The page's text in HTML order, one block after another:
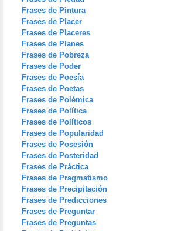
Frases de Pintura
Frases de Placer
Frases de Placeres
Frases de Planes
Frases de Pobreza
Frases de Poder
Frases de Poesía
Frases de Poetas
Frases de Polémica
Frases de Política
Frases de Políticos
Frases de Popularidad
Frases de Posesión
Frases de Posteridad
Frases de Práctica
Frases de Pragmatismo
Frases de Precipitación
Frases de Predicciones
Frases de Preguntar
Frases de Preguntas